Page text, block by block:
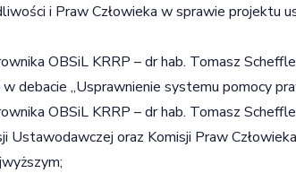
i Praw Człowieka w sprawie projektu
OBSiL KRRP – dr hab. Tomasz
debacie „Usprawnienie systemu pomocy
OBSiL KRRP – dr hab. Tomasz
Ustawodawczej oraz Komisji Praw